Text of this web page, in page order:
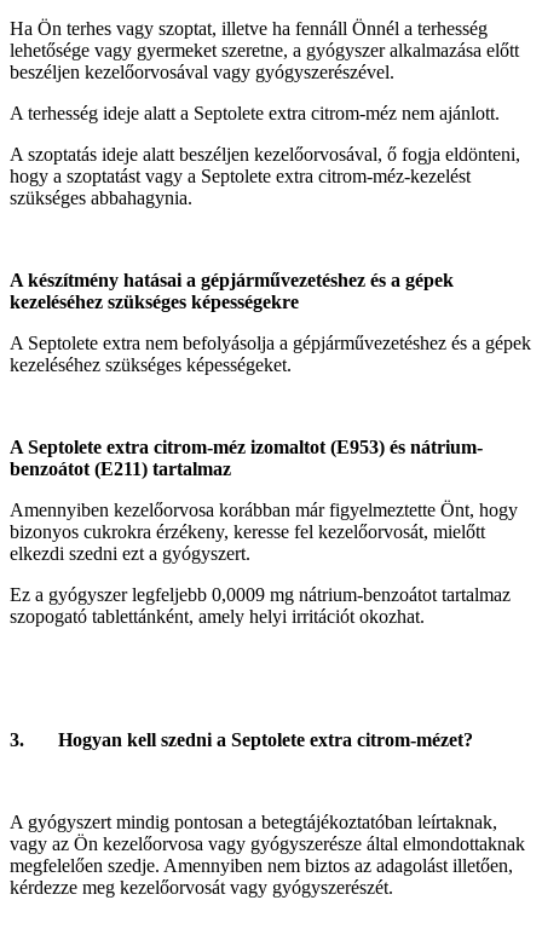
Ha Ön terhes vagy szoptat, illetve ha fennáll Önnél a terhesség
lehetősége vagy gyermeket szeretne, a gyógyszer alkalmazása előtt
beszéljen kezelőorvosával vagy gyógyszerészével.
A terhesség ideje alatt a Septolete extra citrom-méz nem ajánlott.
A szoptatás ideje alatt beszéljen kezelőorvosával, ő fogja eldönteni,
hogy a szoptatást vagy a Septolete extra citrom-méz-kezelést
szükséges abbahagynia.
A készítmény hatásai a gépjárművezetéshez és a gépek
kezeléséhez szükséges képességekre
A Septolete extra nem befolyásolja a gépjárművezetéshez és a gépek
kezeléséhez szükséges képességeket.
A Septolete extra citrom-méz izomaltot (E953) és nátrium-
benzoátot (E211) tartalmaz
Amennyiben kezelőorvosa korábban már figyelmeztette Önt, hogy
bizonyos cukrokra érzékeny, keresse fel kezelőorvosát, mielőtt
elkezdi szedni ezt a gyógyszert.
Ez a gyógyszer legfeljebb 0,0009 mg nátrium-benzoátot tartalmaz
szopogató tablettánként, amely helyi irritációt okozhat.
3. Hogyan kell szedni a Septolete extra citrom-mézet?
A gyógyszert mindig pontosan a betegtájékoztatóban leírtaknak,
vagy az Ön kezelőorvosa vagy gyógyszerésze által elmondottaknak
megfelelően szedje. Amennyiben nem biztos az adagolást illetően,
kérdezze meg kezelőorvosát vagy gyógyszerészét.